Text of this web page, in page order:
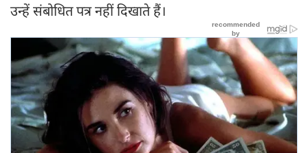
उन्हें संबोधित पत्र नहीं दिखाते हैं।